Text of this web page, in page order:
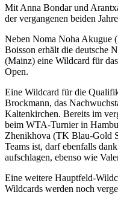
Mit Anna Bondar und
der vergangenen beiden
Neben Noma Noha Akugue
Boisson erhält die deutsche
(Mainz) eine Wildcard für
Open.
Eine Wildcard für die
Brockmann, das
Kaltenkirchen. Bereits im
beim WTA-Turnier in
Zhenikhova (TK Blau-Gold
Teams ist, darf ebenfalls
aufschlagen, ebenso wie
Eine weitere Hauptfeld-
Wildcards werden noch